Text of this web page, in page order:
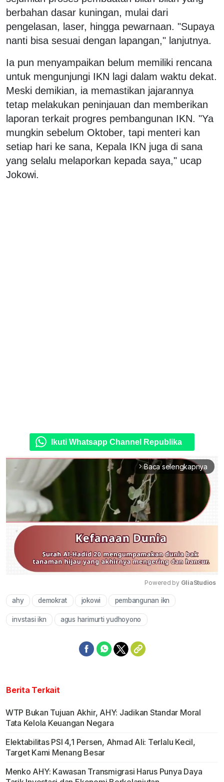
berbahan dasar kuningan, mulai dari
pengelasan, laser, hingga pewarnaan. "Supaya
nanti bisa sesuai dengan lapangan," lanjutnya.
Ia pun menyampaikan belum memiliki rencana
untuk mengunjungi IKN lagi dalam waktu dekat.
Meski demikian, ia memastikan jajarannya
tetap melakukan peninjauan dan memberikan
laporan terkait progres pembangunan IKN. "Ya
mungkin sebelum Oktober, tapi menteri kan
setiap hari ke sana, Kepala IKN juga di sana
yang selalu melaporkan kepada saya," ucap
Jokowi.
Ikuti Whatsapp Channel Republika
arrow_forward_ios Baca selengkapnya
Powered by GliaStudios
ahy demokrat jokowi pembangunan ikn
invstasi ikn agus harimurti yudhoyono
Berita Terkait
WTP Bukan Tujuan Akhir, AHY: Jadikan Standar Moral
Tata Kelola Keuangan Negara
Elektabilitas PSI 4,1 Persen, Ahmad Ali: Terlalu Kecil,
Target Kami Menang Besar
Menko AHY: Kawasan Transmigrasi Harus Punya Daya